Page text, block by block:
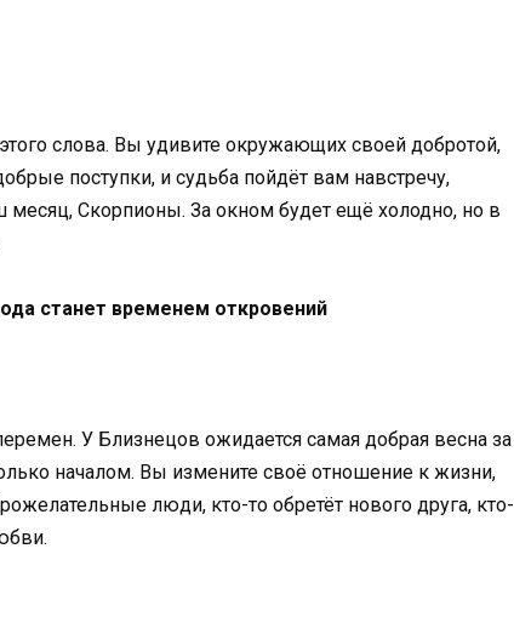
слова. Вы удивите окружающих своей добротой,
поступки, и судьба пойдёт вам навстречу,
месяц, Скорпионы. За окном будет ещё холодно, но в
станет временем откровений
У Близнецов ожидается самая добрая весна за
началом. Вы измените своё отношение к жизни,
люди, кто-то обретёт нового друга, кто-